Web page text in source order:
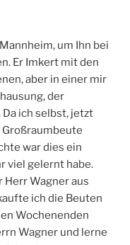
um Ihn bei
Er Imkert mit den
aber in einer mir
der
Da ich selbst, jetzt
war dies ein
viel gelernt habe.
Wagner aus
ich die Beuten
Wochenenden
Wagner und lerne